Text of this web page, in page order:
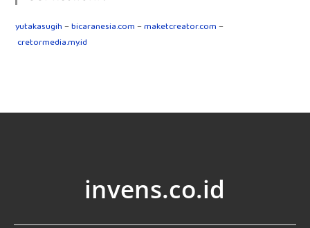
yutakasugih–bicaranesia.com–maketcreator.com–
cretormedia.my.id
invens.co.id